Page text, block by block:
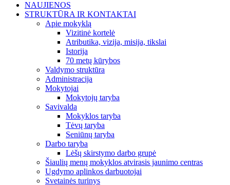
NAUJIENOS
STRUKTŪRA IR KONTAKTAI
Apie mokyklą
Vizitinė kortelė
Atributika, vizija, misija, tikslai
Istorija
70 metų kūrybos
Valdymo struktūra
Administracija
Mokytojai
Mokytojų taryba
Savivalda
Mokyklos taryba
Tėvų taryba
Seniūnų taryba
Darbo taryba
Lėšų skirstymo darbo grupė
Šiaulių menų mokyklos atvirasis jaunimo centras
Ugdymo aplinkos darbuotojai
Svetainės turinys